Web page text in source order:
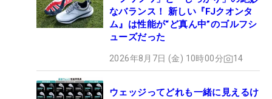
なバランス！ 新しい『FJクオンタ
ム』は性能が“ど真ん中”のゴルフシ
ューズだった
2026年8月7日 (金) 10時00分 14
ウェッジってどれも一緒に見えるけ